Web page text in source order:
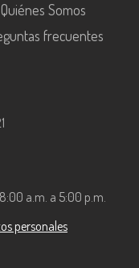
Quiénes Somos
frecuentes
a.m. a 5:00 p.m.
personales